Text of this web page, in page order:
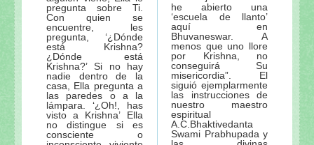
pregunta sobre Ti.
Con quien se
encuentre, les
pregunta, ‘¿Dónde
está Krishna?
¿Dónde está
Krishna?’ Si no hay
nadie dentro de la
casa, Ella pregunta a
las paredes o a la
lámpara. ‘¿Oh!, has
visto a Krishna’ Ella
no distingue si es
consciente o
he abierto una
‘escuela de llanto’
aquí en
Bhuvaneswar. A
menos que uno llore
por Krishna, no
conseguirá Su
misericordia”. El
siguió ejemplarmente
las instrucciones de
nuestro maestro
espiritual
A.C.Bhaktivedanta
Swami Prabhupada y